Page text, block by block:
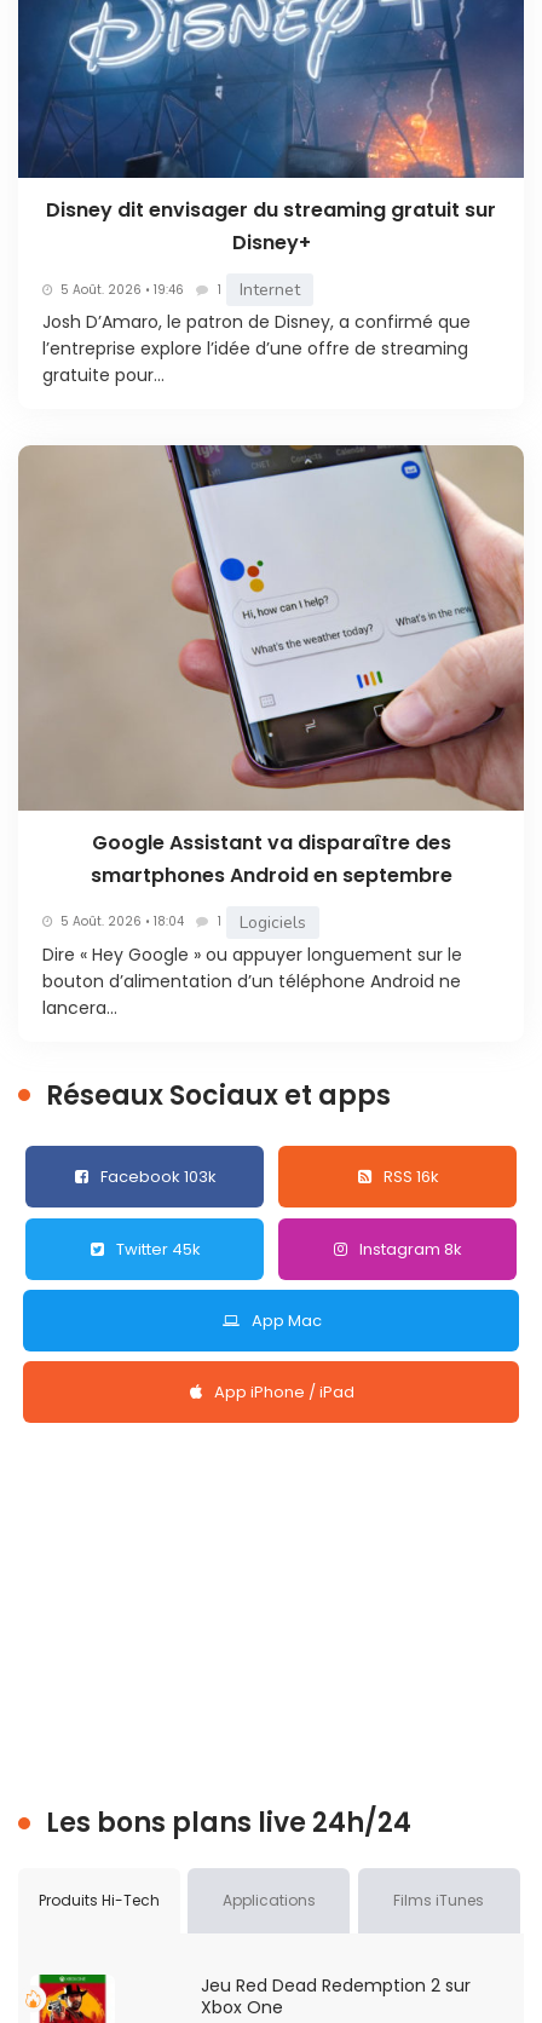
Disney dit envisager du streaming gratuit sur
Disney+
5 Août. 2026 • 19:46 1 Internet
Josh D’Amaro, le patron de Disney, a confirmé que
l’entreprise explore l’idée d’une offre de streaming
gratuite pour...
Google Assistant va disparaître des
smartphones Android en septembre
5 Août. 2026 • 18:04 1 Logiciels
Dire « Hey Google » ou appuyer longuement sur le
bouton d’alimentation d’un téléphone Android ne
lancera...
Réseaux Sociaux et apps
Facebook 103k RSS 16k
Twitter 45k Instagram 8k
App Mac
App iPhone / iPad
Les bons plans live 24h/24
Produits Hi-Tech Applications Films iTunes
Jeu Red Dead Redemption 2 sur
Xbox One